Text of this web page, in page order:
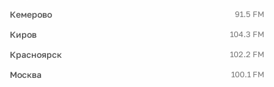
Кемерово 91.5 FM
Киров 104.3 FM
Красноярск 102.2 FM
Москва 100.1 FM